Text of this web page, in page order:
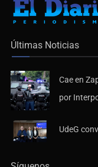
Últimas Noticias
Cae en
por
UdeG